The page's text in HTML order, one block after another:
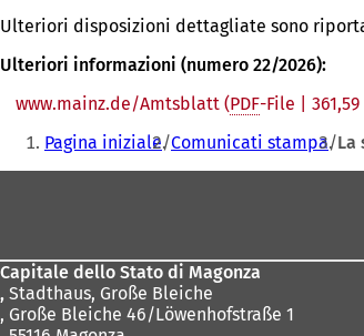
Ulteriori disposizioni dettagliate sono
Ulteriori informazioni (numero 22/2026):
www.mainz.de/Amtsblatt PDF-File 361,59
Siete
qui:
Pagina iniziale Comunicati stampa La
Capitale dello Stato di Magonza
, Stadthaus, Große Bleiche
, Große Bleiche 46/Löwenhofstraße 1